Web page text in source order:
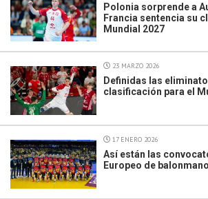
Polonia sorprende a
Francia sentencia su
Mundial 2027
23 MARZO 2026
Definidas las
clasificación para el
17 ENERO 2026
Así están las
Europeo de